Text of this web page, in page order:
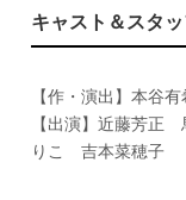
キャスト＆スタ
【作・演出】本谷
【出演】近藤芳
りこ 吉本菜穂子